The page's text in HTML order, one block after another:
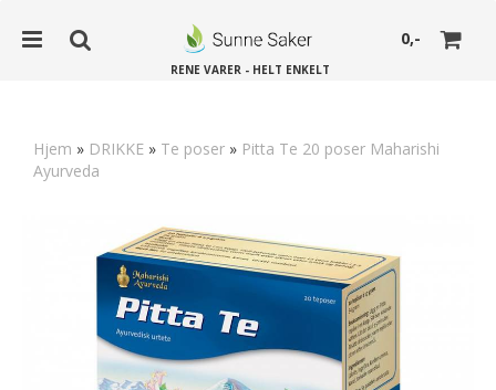
0,-
RENE VARER - HELT ENKELT
Hjem » DRIKKE » Te poser » Pitta Te 20 poser Maharishi
Ayurveda